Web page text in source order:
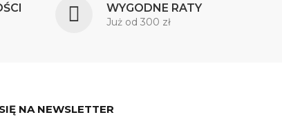
WYGODNE RATY
Już od 300 zł
NA NEWSLETTER